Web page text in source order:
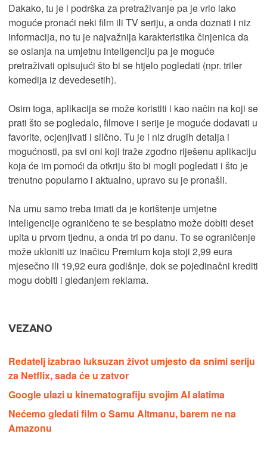
Dakako, tu je i podrška za pretraživanje pa je vrlo lako
moguće pronaći neki film ili TV seriju, a onda doznati i niz
informacija, no tu je najvažnija karakteristika činjenica da
se oslanja na umjetnu inteligenciju pa je moguće
pretraživati opisujući što bi se htjelo pogledati (npr. triler
komedija iz devedesetih).
Osim toga, aplikacija se može koristiti i kao način na koji se
prati što se pogledalo, filmove i serije je moguće dodavati u
favorite, ocjenjivati i slično. Tu je i niz drugih detalja i
mogućnosti, pa svi oni koji traže zgodno riješenu aplikaciju
koja će im pomoći da otkriju što bi mogli pogledati i što je
trenutno popularno i aktualno, upravo su je pronašli.
Na umu samo treba imati da je korištenje umjetne
inteligencije ograničeno te se besplatno može dobiti deset
upita u prvom tjednu, a onda tri po danu. To se ograničenje
može ukloniti uz inačicu Premium koja stoji 2,99 eura
mjesečno ili 19,92 eura godišnje, dok se pojedinačni krediti
mogu dobiti i gledanjem reklama.
VEZANO
Redatelj izabrao luksuzan život umjesto da snimi seriju
za Netflix, sada će u zatvor
Google ulazi u kinematografiju svojim AI alatima
Nećemo gledati film o Samu Altmanu, barem ne na
Amazonu